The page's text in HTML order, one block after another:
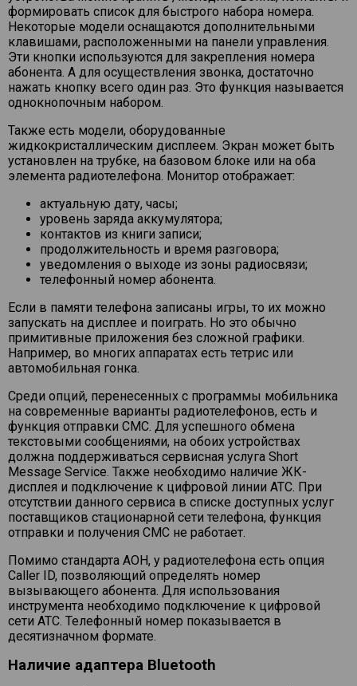
формировать список для быстрого набора номера.
Некоторые модели оснащаются дополнительными
клавишами, расположенными на панели управления.
Эти кнопки используются для закрепления номера
абонента. А для осуществления звонка, достаточно
нажать кнопку всего один раз. Это функция называется
однокнопочным набором.
Также есть модели, оборудованные
жидкокристаллическим дисплеем. Экран может быть
установлен на трубке, на базовом блоке или на оба
элемента радиотелефона. Монитор отображает:
актуальную дату, часы;
уровень заряда аккумулятора;
контактов из книги записи;
продолжительность и время разговора;
уведомления о выходе из зоны радиосвязи;
телефонный номер абонента.
Если в памяти телефона записаны игры, то их можно
запускать на дисплее и поиграть. Но это обычно
примитивные приложения без сложной графики.
Например, во многих аппаратах есть тетрис или
автомобильная гонка.
Среди опций, перенесенных с программы мобильника
на современные варианты радиотелефонов, есть и
функция отправки СМС. Для успешного обмена
текстовыми сообщениями, на обоих устройствах
должна поддерживаться сервисная услуга Short
Message Service. Также необходимо наличие ЖК-
дисплея и подключение к цифровой линии АТС. При
отсутствии данного сервиса в списке доступных услуг
поставщиков стационарной сети телефона, функция
отправки и получения СМС не работает.
Помимо стандарта АОН, у радиотелефона есть опция
Caller ID, позволяющий определять номер
вызывающего абонента. Для использования
инструмента необходимо подключение к цифровой
сети АТС. Телефонный номер показывается в
десятизначном формате.
Наличие адаптера Bluetooth